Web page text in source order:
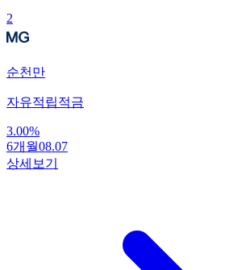
2
순천만
자유적립적금
3.00%
6개월08.07
상세보기